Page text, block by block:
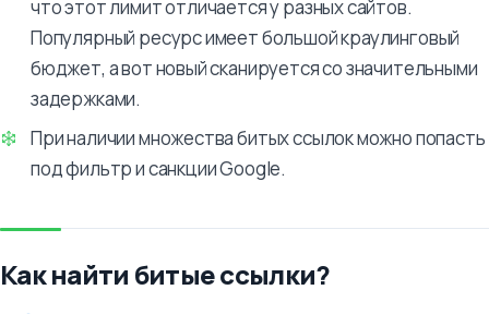
что этот лимит отличается у разных сайтов.
Популярный ресурс имеет большой краулинговый
бюджет, а вот новый сканируется со значительными
задержками.
При наличии множества битых ссылок можно попасть
под фильтр и санкции Google.
Как найти битые ссылки?